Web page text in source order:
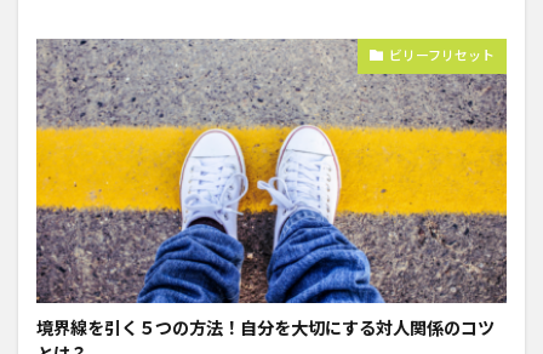
ビリーフリセット
境界線を引く５つの方法！自分を大切にする対人関係のコツ